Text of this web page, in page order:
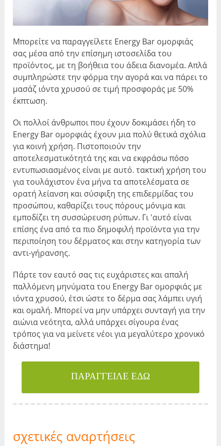
Μπορείτε να παραγγείλετε Energy Bar ομορφιάς
σας μέσα από την επίσημη ιστοσελίδα του
προϊόντος, με τη βοήθεια του άδεια διανομέα. Απλά
συμπληρώστε την φόρμα την αγορά και να πάρει το
μασάζ ιόντα χρυσού σε τιμή προσφοράς με 50%
έκπτωση.
Οι πολλοί άνθρωποι που έχουν δοκιμάσει ήδη το
Energy Bar ομορφιάς έχουν μια πολύ θετικά σχόλια
για κοινή χρήση. Πιστοποιούν την
αποτελεσματικότητά της και να εκφράσω πόσο
εντυπωσιασμένος είναι με αυτό. τακτική χρήση του
για τουλάχιστον ένα μήνα τα αποτελέσματα σε
ορατή λείανση και σύσφιξη της επιδερμίδας του
προσώπου, καθαρίζει τους πόρους μόνιμα και
εμποδίζει τη συσσώρευση ρύπων. Γι 'αυτό είναι
επίσης ένα από τα πιο δημοφιλή προϊόντα για την
περιποίηση του δέρματος και στην κατηγορία των
αντι-γήρανσης.
Πάρτε τον εαυτό σας τις ευχάριστες και απαλή
παλλόμενη μηνύματα του Energy Bar ομορφιάς με
ιόντα χρυσού, έτσι ώστε το δέρμα σας λάμπει υγιή
και ομαλή. Μπορεί να μην υπάρχει συνταγή για την
αιώνια νεότητα, αλλά υπάρχει σίγουρα ένας
τρόπος για να μείνετε νέοι για μεγαλύτερο χρονικό
διάστημα!
ΠΑΡΑΓΓΕΙΛΕ ΕΔΩ
σχετικές αναρτήσεις